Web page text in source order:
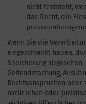
nicht feststeht,
das Recht, die
Wenn Sie die
eingeschränkt haben,
Speicherung
Geltendmachung,
Rechtsansprüchen oder
natürlichen oder